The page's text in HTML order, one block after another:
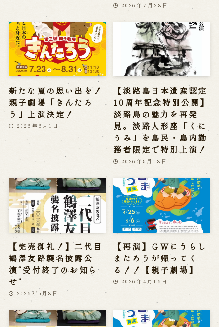
2026年7月28日
新たな夏の思い出を！
親子劇場「きんたろ
う」上演決定！
2026年6月1日
【淡路島日本遺産認定
10周年記念特別公開】
淡路島の魅力を再発
見。淡路人形座「くに
うみ」を島民・島内勤
務者限定で特別上演！
2026年5月18日
【完売御礼！】二代目
鶴澤友路襲名披露公
演“受付終了のお知ら
せ”
2026年5月8日
【再演】ＧＷにうらし
またろうが帰ってく
る！！【親子劇場】
2026年4月16日